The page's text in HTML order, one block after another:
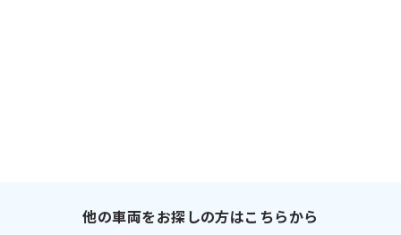
他の車両をお探しの方はこちらから